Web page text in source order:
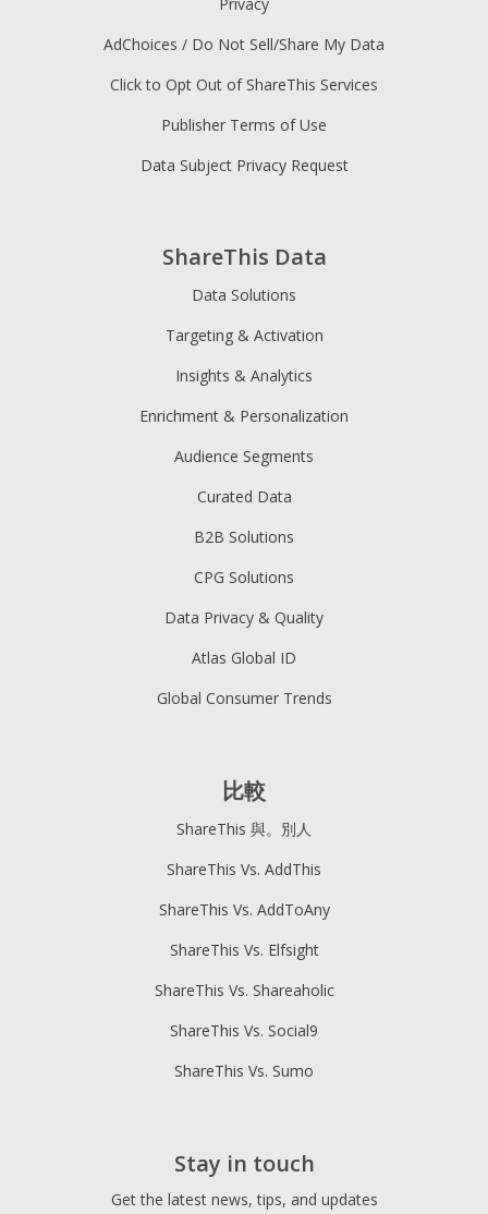
ShareThis Data
Data Solutions
Targeting & Activation
Insights & Analytics
Enrichment & Personalization
Audience Segments
Curated Data
B2B Solutions
CPG Solutions
Data Privacy & Quality
Atlas Global ID
Global Consumer Trends
AdChoices / Do Not Sell/Share My Data
Click to Opt Out of ShareThis Services
Publisher Terms of Use
Data Subject Privacy Request
比較
ShareThis 與。別人
ShareThis Vs. AddThis
ShareThis Vs. AddToAny
ShareThis Vs. Elfsight
ShareThis Vs. Shareaholic
ShareThis Vs. Social9
ShareThis Vs. Sumo
Stay in touch
Get the latest news, tips, and updates